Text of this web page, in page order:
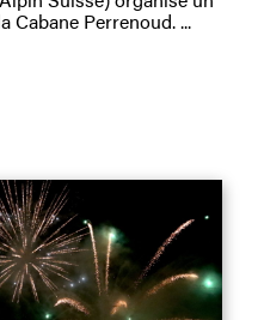
Cabane Perrenoud.